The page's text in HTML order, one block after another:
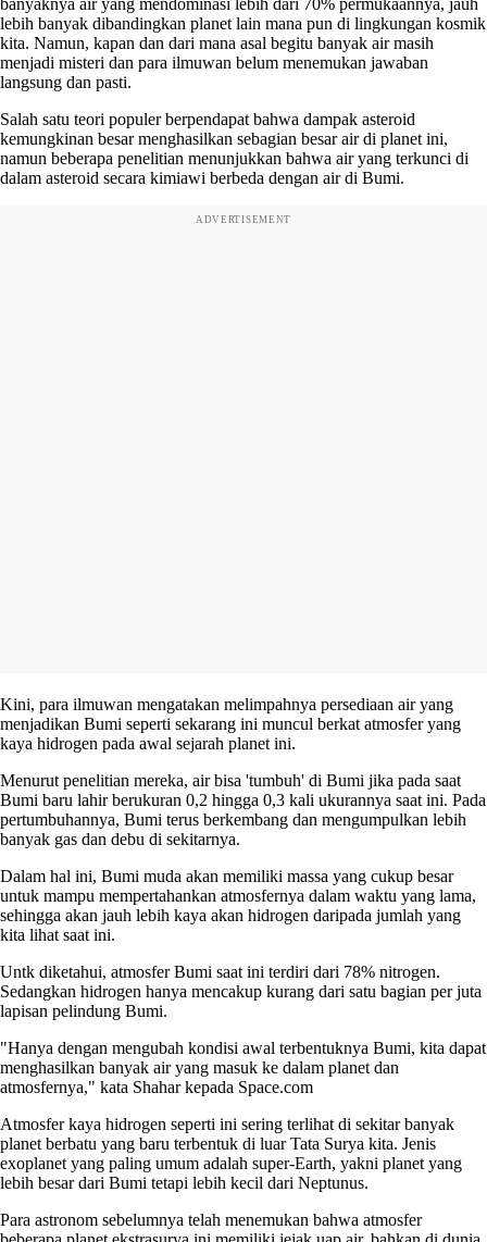
banyaknya air yang mendominasi lebih dari 70% permukaannya, jauh
lebih banyak dibandingkan planet lain mana pun di lingkungan kosmik
kita. Namun, kapan dan dari mana asal begitu banyak air masih
menjadi misteri dan para ilmuwan belum menemukan jawaban
langsung dan pasti.
Salah satu teori populer berpendapat bahwa dampak asteroid
kemungkinan besar menghasilkan sebagian besar air di planet ini,
namun beberapa penelitian menunjukkan bahwa air yang terkunci di
dalam asteroid secara kimiawi berbeda dengan air di Bumi.
ADVERTISEMENT
Kini, para ilmuwan mengatakan melimpahnya persediaan air yang
menjadikan Bumi seperti sekarang ini muncul berkat atmosfer yang
kaya hidrogen pada awal sejarah planet ini.
Menurut penelitian mereka, air bisa 'tumbuh' di Bumi jika pada saat
Bumi baru lahir berukuran 0,2 hingga 0,3 kali ukurannya saat ini. Pada
pertumbuhannya, Bumi terus berkembang dan mengumpulkan lebih
banyak gas dan debu di sekitarnya.
Dalam hal ini, Bumi muda akan memiliki massa yang cukup besar
untuk mampu mempertahankan atmosfernya dalam waktu yang lama,
sehingga akan jauh lebih kaya akan hidrogen daripada jumlah yang
kita lihat saat ini.
Untk diketahui, atmosfer Bumi saat ini terdiri dari 78% nitrogen.
Sedangkan hidrogen hanya mencakup kurang dari satu bagian per juta
lapisan pelindung Bumi.
"Hanya dengan mengubah kondisi awal terbentuknya Bumi, kita dapat
menghasilkan banyak air yang masuk ke dalam planet dan
atmosfernya," kata Shahar kepada Space.com
Atmosfer kaya hidrogen seperti ini sering terlihat di sekitar banyak
planet berbatu yang baru terbentuk di luar Tata Surya kita. Jenis
exoplanet yang paling umum adalah super-Earth, yakni planet yang
lebih besar dari Bumi tetapi lebih kecil dari Neptunus.
Para astronom sebelumnya telah menemukan bahwa atmosfer